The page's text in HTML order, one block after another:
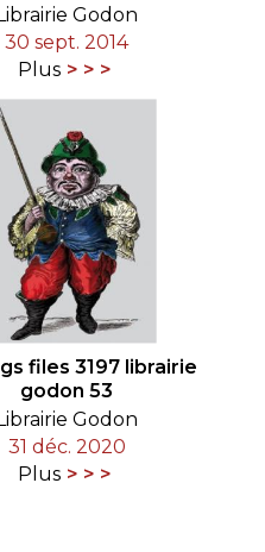
Librairie Godon
30 sept. 2014
Plus
files 3197 librairie
godon 53
Godon
31 déc. 2020
Plus